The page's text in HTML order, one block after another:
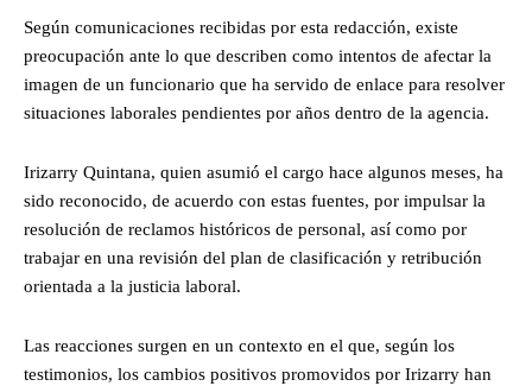
Según comunicaciones recibidas por esta redacción, existe
preocupación ante lo que describen como intentos de afectar la
imagen de un funcionario que ha servido de enlace para resolver
situaciones laborales pendientes por años dentro de la agencia.
Irizarry Quintana, quien asumió el cargo hace algunos meses, ha
sido reconocido, de acuerdo con estas fuentes, por impulsar la
resolución de reclamos históricos de personal, así como por
trabajar en una revisión del plan de clasificación y retribución
orientada a la justicia laboral.
Las reacciones surgen en un contexto en el que, según los
testimonios, los cambios positivos promovidos por Irizarry han